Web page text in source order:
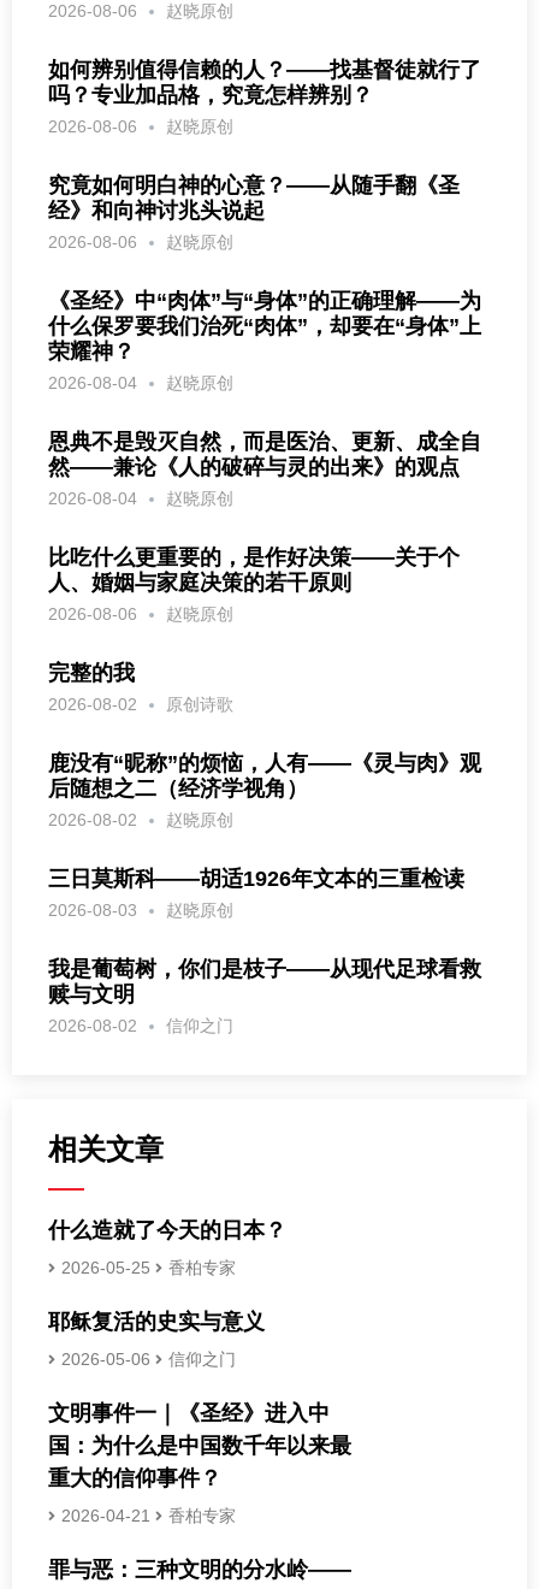
2026-08-06 赵晓原创
如何辨别值得信赖的人？——找基督徒就行了
吗？专业加品格，究竟怎样辨别？
2026-08-06 赵晓原创
究竟如何明白神的心意？——从随手翻《圣
经》和向神讨兆头说起
2026-08-06 赵晓原创
《圣经》中“肉体”与“身体”的正确理解——为
什么保罗要我们治死“肉体”，却要在“身体”上
荣耀神？
2026-08-04 赵晓原创
恩典不是毁灭自然，而是医治、更新、成全自
然——兼论《人的破碎与灵的出来》的观点
2026-08-04 赵晓原创
比吃什么更重要的，是作好决策——关于个
人、婚姻与家庭决策的若干原则
2026-08-06 赵晓原创
完整的我
2026-08-02 原创诗歌
鹿没有“昵称”的烦恼，人有——《灵与肉》观
后随想之二（经济学视角）
2026-08-02 赵晓原创
三日莫斯科——胡适1926年文本的三重检读
2026-08-03 赵晓原创
我是葡萄树，你们是枝子——从现代足球看救
赎与文明
2026-08-02 信仰之门
相关文章
什么造就了今天的日本？
2026-05-25 香柏专家
耶稣复活的史实与意义
2026-05-06 信仰之门
文明事件一｜《圣经》进入中
国：为什么是中国数千年以来最
重大的信仰事件？
2026-04-21 香柏专家
罪与恶：三种文明的分水岭——